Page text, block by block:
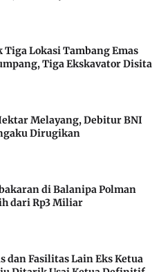
Tiga Lokasi Tambang Emas
Tiga Ekskavator Disita
Melayang, Debitur BNI
Dirugikan
di Balanipa Polman
dari Rp3 Miliar
dan Fasilitas Lain Eks Ketua